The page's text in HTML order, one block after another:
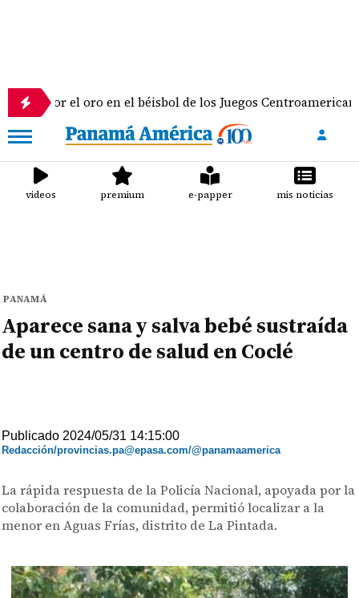
el oro en el béisbol de los Juegos Centroamericanos y del
videos premium e-papper mis noticias
PANAMÁ
Aparece sana y salva bebé sustraída
de un centro de salud en Coclé
Publicado 2024/05/31 14:15:00
Redacción/provincias.pa@epasa.com/@panamaamerica
La rápida respuesta de la Policía Nacional, apoyada por la
colaboración de la comunidad, permitió localizar a la
menor en Aguas Frías, distrito de La Pintada.